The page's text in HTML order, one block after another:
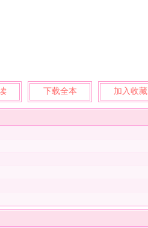
下载全本 加入收藏